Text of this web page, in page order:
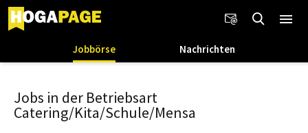
Jobbörse Nachrichten
Jobs in der Betriebsart
Catering/Kita/Schule/Mensa